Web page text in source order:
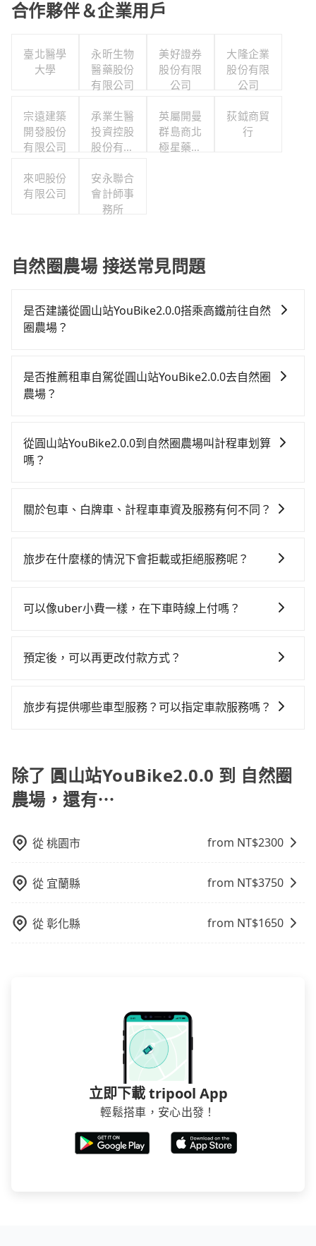
合作夥伴＆企業用戶
臺北醫學
大學
永昕生物
醫藥股份
有限公司
美好證券
股份有限
公司
大隆企業
股份有限
公司
宗遠建築
開發股份
有限公司
承業生醫
投資控股
股份有限
英屬開曼
群島商北
極星藥業
荻鉞商貿
行
來吧股份
有限公司
安永聯合
會計師事
務所
自然圈農場 接送常見問題
是否建議從圓山站YouBike2.0.0搭乘高鐵前往自然
圈農場？
鐵較貴、費時！從最早06:26一直到23:00，台北-苗栗一
天最多有30班次高鐵可搭乘。假設從圓山站
高鐵站後，步行進站、現場購票並於月台排隊的時間約
25分鐘，再乘坐42~48分鐘（平均46分）的高鐵從台北
費2,000元後，抵達自然圈農場 (苗栗縣卓蘭鎮) 的目的
車接送，則僅需花費約2,510元，費時1小時44分鐘。選
不馬上來預約tripool！
是否推薦租車自駕從圓山站YouBike2.0.0去自然圈
農場？
時不需要閉目養神（因為要自己開車），最重要的是你
當天就要來回，那在台北路邊可隨租隨借的iRent應該是
站YouBike2.0.0到自然圈農場的花費預估為
時40元路邊停車費用預估進去，但額外的汽車保險與可
差的車款，如果人數超過四位，更是沒有較大的七人座
凹的車門仍未被修理，每一次租車都好像在開樂透一
車位，對於急著用車或者要載其他乘客的人來說就有不
就顯得非常不便。
從圓山站YouBike2.0.0到自然圈農場叫計程車划算
嗎？
灣大車隊、Uber、Line Taxi、Yoxi等，如果在路邊攔不
計算，價格約為3,640~4,400元間，但如改預約tripool
的0.5%，其叫車的難度是雙北市的190倍。綜合以上，
關於包車、白牌車、計程車車資及服務有何不同？
明： 包車：可以依照個人行程需要靈活安排時間，價格
也會計算延遲費用，最終價格通常要下車時才知。價格
處理。
旅步在什麼樣的情況下會拒載或拒絕服務呢？
原因，司機有權拒絕服務： 1) 當日搭車人數或行李超過
同行，卻無自備或加購兒童座椅。提醒您，為了保護孩
避免影響行車安全，請您務將寵物置入提籠或提袋內。
可以像uber小費一樣，在下車時線上付嗎？
可以在下車前用現金支付給司機就可以了。
預定後，可以再更改付款方式？
可以在用車前一天凌晨六點前填寫取消訂單申請表，取
旅步有提供哪些車型服務？可以指定車款服務嗎？
有專人回覆您。
除了 圓山站YouBike2.0.0 到 自然圈
農場，還有⋯
從桃園市 from NT$2300
從 宜蘭縣 from NT$3750
從彰化縣 from NT$1650
立即下載 tripool App
輕鬆搭車，安心出發！